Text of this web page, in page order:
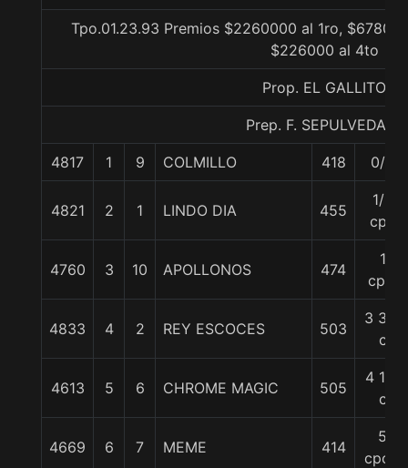
Tpo.01.23.93 Premios $2260000 al 1ro,
$226000 al 4to
Prop. EL GALLITO
Prep. F. SEPULVEDA E.
4817 1 9 COLMILLO 418 0/0
4821 2 1 LINDO DIA 455
1/2
cpo
4760 3 10 APOLLONOS 474
1
cpo.
4833 4 2 REY ESCOCES 503
3 3/4
c
4613 5 6 CHROME MAGIC 505
4 1/2
c
4669 6 7 MEME 414
5
cpos.